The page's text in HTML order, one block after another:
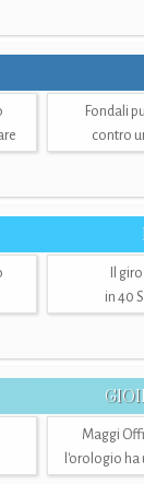
Fondali
contro
Il
in 40
Maggi
l'orologio